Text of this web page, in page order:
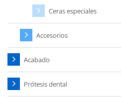
Ceras especiales
Accesorios
Acabado
Prótesis dental